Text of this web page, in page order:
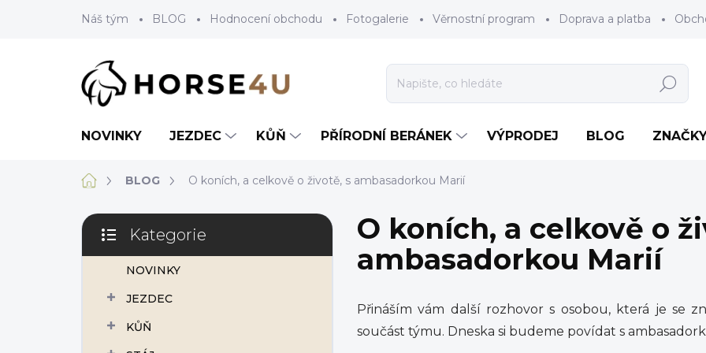
Náš tým BLOG Hodnocení obchodu Fotogalerie Věrnostní program Doprava a platba
Hledat
NOVINKY JEZDEC KŮŇ PŘÍRODNÍ BERÁNEK VÝPRODEJ BLOG
DomůBLOG O koních, a celkově o životě, s ambasadorkou Marií
P
s
Přeskočit
kategorie
Kategorie
NOVINKY
JEZDEC
KŮŇ
O koních, a celkově o
ambasadorkou Marií
Přináším vám další rozhovor s osobou, která je se
součást týmu. Dneska si budeme povídat s